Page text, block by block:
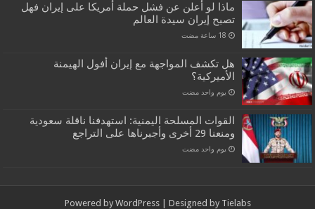
ماذا لو أعلن عن فشل حملة أمريكا على إيران فهل
تصبح إيران سيدة العالم
هل تكشف المواجهة مع إيران أفول الهيمنة
الأميركية؟
‏يوم واحد مضت
القوات المسلحة اليمنية: استهدفنا ناقلة سعودية
ومنعنا 29 أخرى وأجبرناها على التراجع
‏يوم واحد مضت
Powered by WordPress| Designed by Tielabs